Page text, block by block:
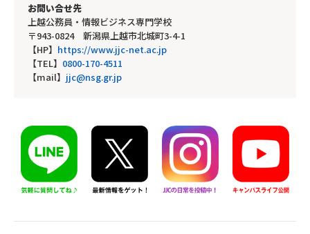
お問い合せ先
上越公務員・情報ビジネス専門学校
〒943-0824 新潟県上越市北城町3-4-1
【HP】 https://www.jjc-net.ac.jp
【TEL】 0800-170-4511
【mail】 jjc@nsg.gr.jp